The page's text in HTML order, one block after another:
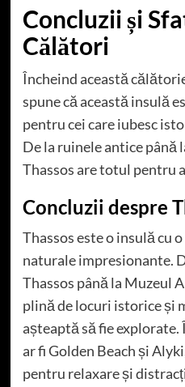
Concluzii și
Călători
Încheind această
spune că această insulă
pentru cei care iubesc
De la ruinele antice până
Thassos are totul pentru
Concluzii despre
Thassos este o insulă cu
naturale impresionante.
Thassos până la Muzeul
plină de locuri istorice și
așteaptă să fie explorate.
ar fi Golden Beach și
pentru relaxare și